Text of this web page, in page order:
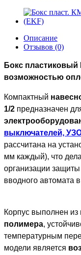
Описание
Отзывов (0)
Бокс
возможностью
Компактный
1/2 предназначен
выключателей,
рассчитана на
мм каждый), что
организации защиты
вводного автомата
Корпус выполнен из
полимера,
температурным
модели является